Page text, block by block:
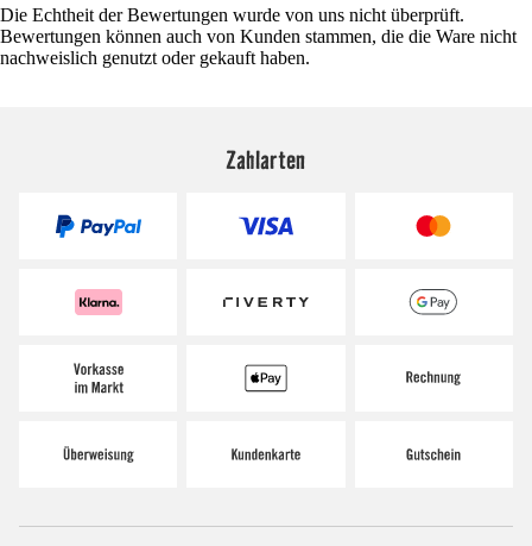
Die Echtheit der Bewertungen wurde von uns nicht überprüft.
Bewertungen können auch von Kunden stammen, die die Ware nicht
nachweislich genutzt oder gekauft haben.
Zahlarten